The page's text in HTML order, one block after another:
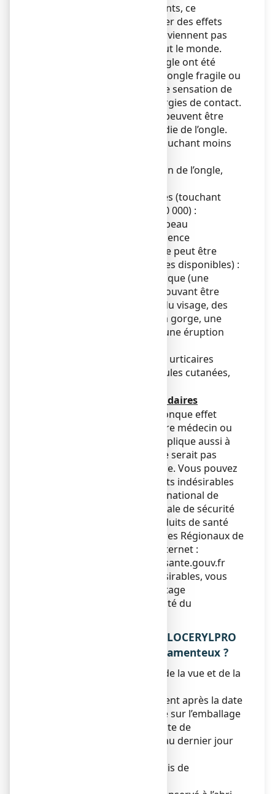
Comme tous les médicaments, ce
médicament peut provoquer des effets
indésirables, mais ils ne surviennent pas
systématiquement chez tout le monde.
Des cas d’anomalies de l’ongle ont été
rapportés (ongle décoloré, ongle fragile ou
ongle cassant) et des cas de sensation de
brûlure cutanée et des allergies de contact.
Cependant, ces anomalies peuvent être
liées directement à la maladie de l’ongle.
Effets indésirables rares (touchant moins
Ongles abîmés, décoloration de l’ongle,
Effets indésirables très rares (touchant
moins de 1 personne sur 10 000) :
Sensation de brûlure de la peau
Effets indésirables de fréquence
d’apparition non connue (ne peut être
déterminée avec les données disponibles) :
Réaction allergique systémique (une
réaction allergique grave pouvant être
associée à un gonflement du visage, des
lèvres, de la langue ou de la gorge, une
difficulté à respirer et / ou une éruption
Rougeurs, démangeaisons, urticaires
(éruptions cutanées), vésicules cutanées,
Déclaration des effets secondaires
Si vous ressentez un quelconque effet
indésirable, parlez-en à votre médecin ou
votre pharmacien. Ceci s’applique aussi à
tout effet indésirable qui ne serait pas
mentionné dans cette notice. Vous pouvez
également déclarer les effets indésirables
directement via le système national de
déclaration : Agence nationale de sécurité
du médicament et des produits de santé
(ANSM) et réseau des Centres Régionaux de
Pharmacovigilance - Site internet :
https://signalement.social-sante.gouv.fr
En signalant les effets indésirables, vous
contribuez à fournir davantage
d’informations sur la sécurité du
5. COMMENT CONSERVER LOCERYLPRO
5%, vernis à ongles médicamenteux ?
Tenir ce médicament hors de la vue et de la
Ne pas utiliser ce médicament après la date
de péremption mentionnée sur l’emballage
et le flacon après EXP. La date de
péremption fait référence au dernier jour
Après 1ère ouverture, 6 mois de